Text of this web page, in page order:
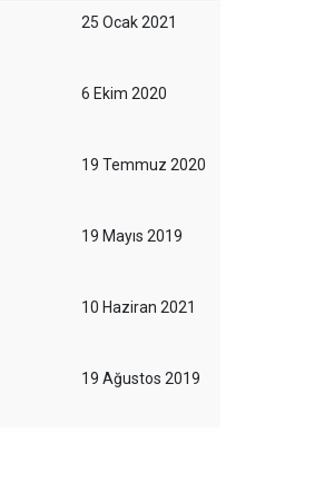
25 Ocak 2021
6 Ekim 2020
19 Temmuz 2020
19 Mayıs 2019
10 Haziran 2021
19 Ağustos 2019